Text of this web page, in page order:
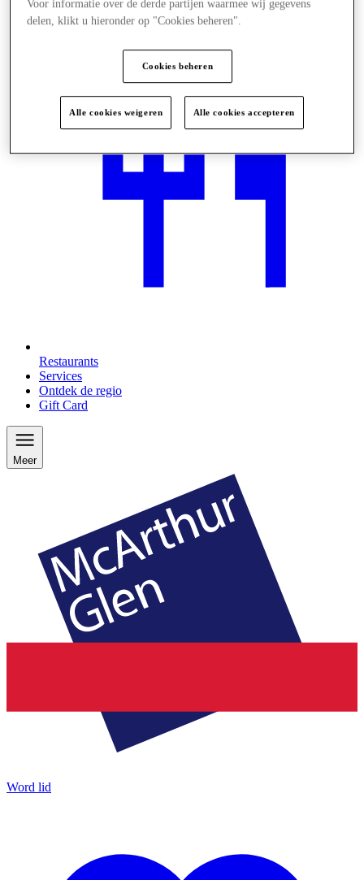
Nieuws
Restaurants
Services
Ontdek de regio
Gift Card
Meer
Word lid
Voor informatie over de derde partijen waarmee wij gegevens
delen, klikt u hieronder op "Cookies beheren".
Cookies beheren
Alle cookies weigeren Alle cookies accepteren